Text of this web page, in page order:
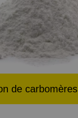
de carbomères